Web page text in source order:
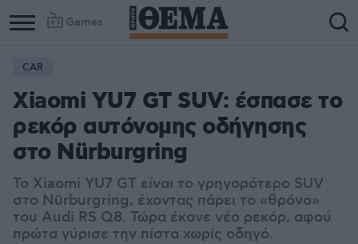
Games
CAR
Xiaomi YU7 GT SUV: έσπασε το
ρεκόρ αυτόνομης οδήγησης
στο Nürburgring
Το Xiaomi YU7 GT είναι το γρηγορότερο SUV
στο Nürburgring, έχοντας πάρει το «θρόνο»
του Audi RS Q8. Τώρα έκανε νέο ρεκόρ, αφού
πρώτα γύρισε την πίστα χωρίς οδηγό.